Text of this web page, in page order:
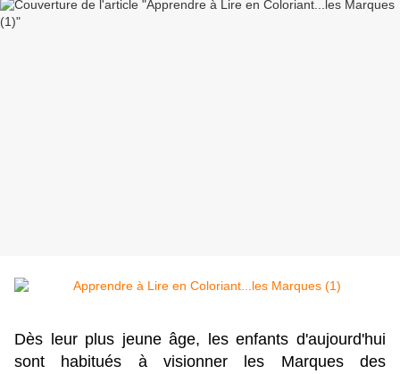
Dès leur plus jeune âge, les enfants d'aujourd'hui
sont habitués à visionner les Marques des